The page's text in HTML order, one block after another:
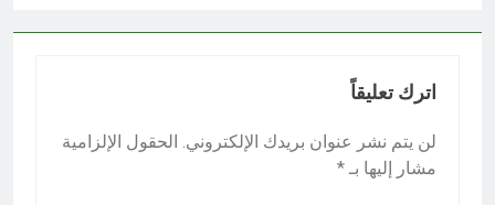
اترك تعليقاً
لن يتم نشر عنوان بريدك الإلكتروني. الحقول الإلزامية
مشار إليها بـ *